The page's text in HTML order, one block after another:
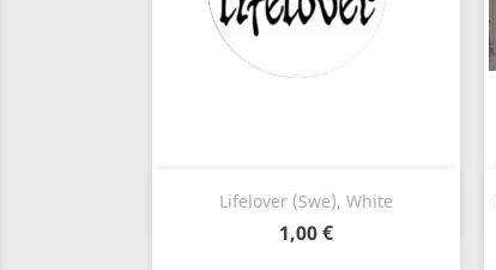
Lifelover (Swe), White
1,00 €
 Anteprima